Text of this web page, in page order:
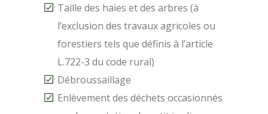
Taille des haies et des arbres (à
l’exclusion des travaux agricoles ou
forestiers tels que définis à l’article
L.722-3 du code rural)
Débroussaillage
Enlèvement des déchets occasionnés